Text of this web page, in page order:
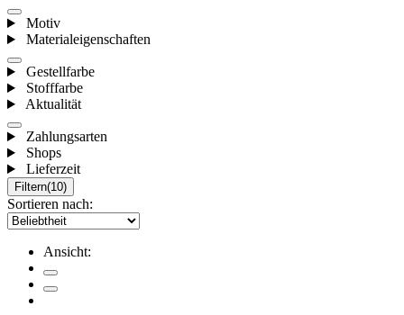
Motiv
Materialeigenschaften
Gestellfarbe
Stofffarbe
Aktualität
Zahlungsarten
Shops
Lieferzeit
Filtern(10)
Sortieren nach:
Ansicht: